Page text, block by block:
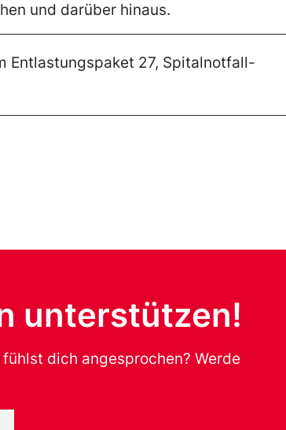
und darüber hinaus.
Entlastungspaket 27, Spitalnotfall-
unterstützen!
dich angesprochen? Werde